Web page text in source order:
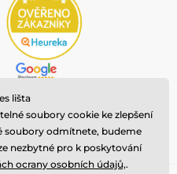
lišta
soubory cookie ke zlepšení
soubory odmítnete, budeme
nezbytné pro k poskytování
ocrany osobních údajů,.